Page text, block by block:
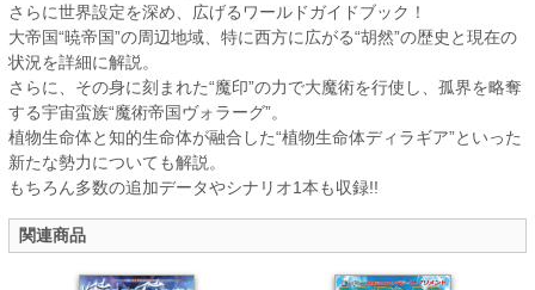
さらに世界設定を深め、広げるワールドガイドブック！
大帝国“暁帝国”の周辺地域、特に西方に広がる“胡然”の歴史と現在の
状況を詳細に解説。
さらに、その身に刻まれた“魔印”の力で大魔術を行使し、孤界を略奪
する宇宙蛮族“魔術帝国ヴォラーグ”。
植物生命体と知的生命体が融合した“植物生命体ディラギア”といった
新たな勢力についても解説。
もちろん多数の追加データやシナリオ1本も収録!!
関連商品